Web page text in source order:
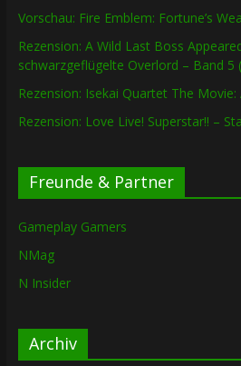
Vorschau: Fire Emblem: Fortune’s
Rezension: A Wild Last Boss
schwarzgeflügelte Overlord – Band 5
Rezension: Isekai Quartet The
Rezension: Love Live! Superstar!! –
Freunde & Partner
Gameplay Gamers
NMag
N Insider
Archiv